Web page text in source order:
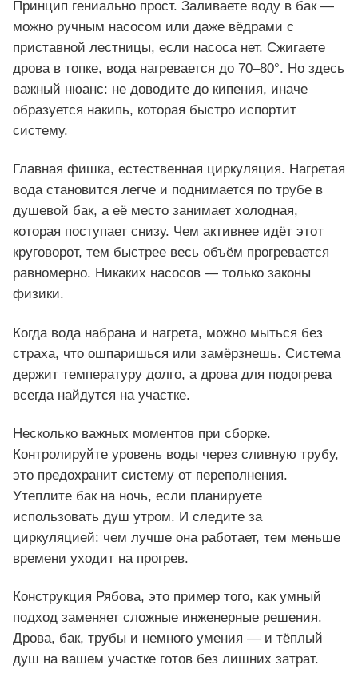
Принцип гениально прост. Заливаете воду в бак —
можно ручным насосом или даже вёдрами с
приставной лестницы, если насоса нет. Сжигаете
дрова в топке, вода нагревается до 70–80°. Но здесь
важный нюанс: не доводите до кипения, иначе
образуется накипь, которая быстро испортит
систему.
Главная фишка, естественная циркуляция. Нагретая
вода становится легче и поднимается по трубе в
душевой бак, а её место занимает холодная,
которая поступает снизу. Чем активнее идёт этот
круговорот, тем быстрее весь объём прогревается
равномерно. Никаких насосов — только законы
физики.
Когда вода набрана и нагрета, можно мыться без
страха, что ошпаришься или замёрзнешь. Система
держит температуру долго, а дрова для подогрева
всегда найдутся на участке.
Несколько важных моментов при сборке.
Контролируйте уровень воды через сливную трубу,
это предохранит систему от переполнения.
Утеплите бак на ночь, если планируете
использовать душ утром. И следите за
циркуляцией: чем лучше она работает, тем меньше
времени уходит на прогрев.
Конструкция Рябова, это пример того, как умный
подход заменяет сложные инженерные решения.
Дрова, бак, трубы и немного умения — и тёплый
душ на вашем участке готов без лишних затрат.